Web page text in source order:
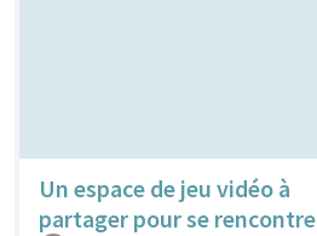
Un espace de jeu vidéo à
partager pour se